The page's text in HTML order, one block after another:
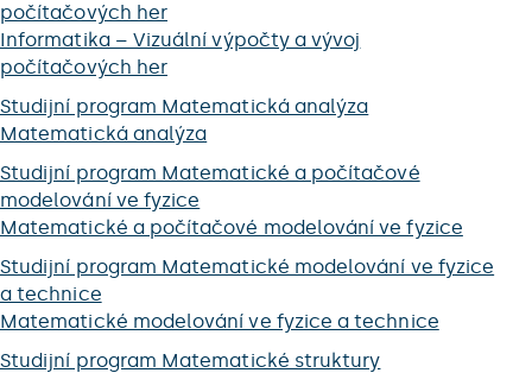
počítačových her
Informatika – Vizuální výpočty a vývoj
počítačových her
Studijní program Matematická analýza
Matematická analýza
Studijní program Matematické a počítačové
modelování ve fyzice
Matematické a počítačové modelování ve fyzice
Studijní program Matematické modelování ve fyzice
a technice
Matematické modelování ve fyzice a technice
Studijní program Matematické struktury